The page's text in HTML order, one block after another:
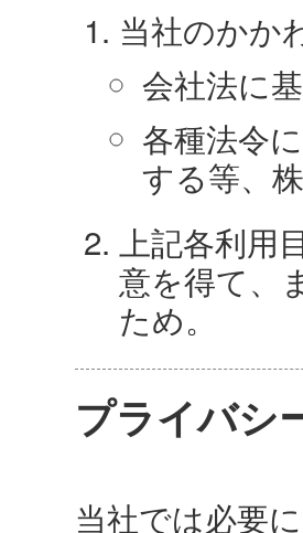
当社のかか
会社法に
各種法令
する等、
上記各利
意を得て、
ため。
プライバシ
当社では必要